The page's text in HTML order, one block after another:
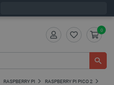
0
RASPBERRY PI RASPBERRY PI PICO 2